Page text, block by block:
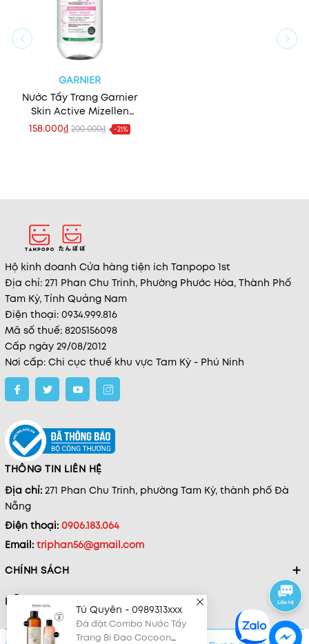
GARNIER
Nước Tẩy Trang Garnier
Skin Active Mizellen
Reinigungswasser All In 1
158.000₫ 200.000₫ -21%
Hộ kinh doanh Cửa hàng tiện ích Tanpopo 1st
Địa chỉ: 271 Phan Chu Trinh, Phường Phước Hòa, Thành Phố
Tam Kỳ, Tỉnh Quảng Nam
Điện thoại: 0934.999.816
Mã số thuế: 8205156098
Cấp ngày 29/08/2012
Nơi cấp: Chi cục thuế khu vực Tam Kỳ - Phú Ninh
THÔNG TIN LIÊN HỆ
Địa chỉ: 271 Phan Chu Trinh, phường Tam Kỳ, thành phố Đà
Nẵng
Điện thoại: 0906.183.064
Email: triphan56@gmail.com
CHÍNH SÁCH
HỖ TRỢ
Tú Quyên - 0989313xxx
Đã đặt Combo Nước Tẩy
Trang Bí Đao Cocoon